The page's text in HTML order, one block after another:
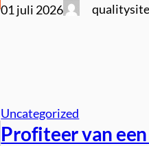
01 juli 2026
Uncategorized
Profiteer van